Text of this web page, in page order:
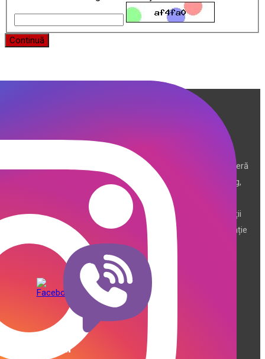
Continuă
Producător și importator de mobilier în Chișinău. Descoperă
o gamă variată de mobilier pentru birou, bucătărie, living,
dormitor și grădină. Calitate, funcționalitate și design
modern pentru orice spațiu.Îți punem la dispoziție soluții
complete de amenajare direct de la producător, cu garanție
extinsă și consultanță gratuită pentru proiectul tău
Categorii